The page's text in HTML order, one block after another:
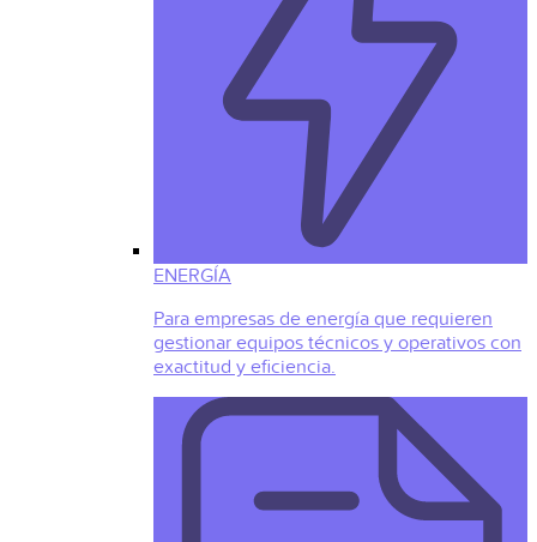
ENERGÍA
Para empresas de energía que requieren
gestionar equipos técnicos y operativos con
exactitud y eficiencia.